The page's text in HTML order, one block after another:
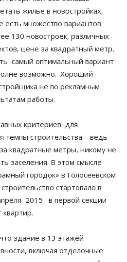
жилье в новостройках,
есть множество вариантов.
130 новостроек, различных
цене за квадратный метр,
самый оптимальный вариант
возможно. Хороший
не по рекламным
работы.
критериев для
темпы строительства – ведь
квадратные метры, никому не
заселения. В этом смысле
городок» в Голосеевском
стартовало в
2015 в первой секции
квартир.
здание в 13 этажей
включая отделочные